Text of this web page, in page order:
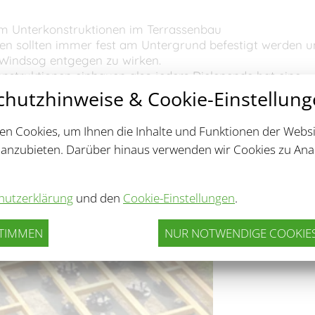
Unterkonstruktionen im Terrassenbau
sollten immer fest am Untergrund befestigt werden
entgegen zu wirken.
einbauen also jeders Dielenende hat eine
vorrangig für ,,schwimmende Konstruktionen,,
sollten sie möglichst als festen Rahmen bauen
Stück fest verbunden ist.
& Cookie-
Cookies, um Ihnen die Inhalte und Funktionen der
Darüber hinaus verwenden wir Cookies zu
und den Cookie-Einstellungen.
NUR NOTWENDIGE